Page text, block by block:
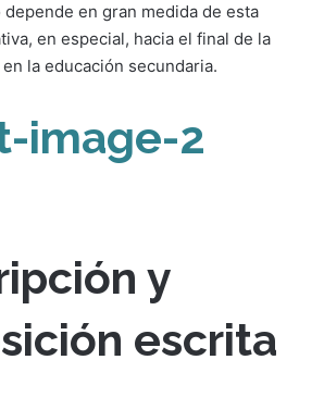
en gran medida de esta
en especial, hacia el final de la
la educación secundaria.
y
escrita